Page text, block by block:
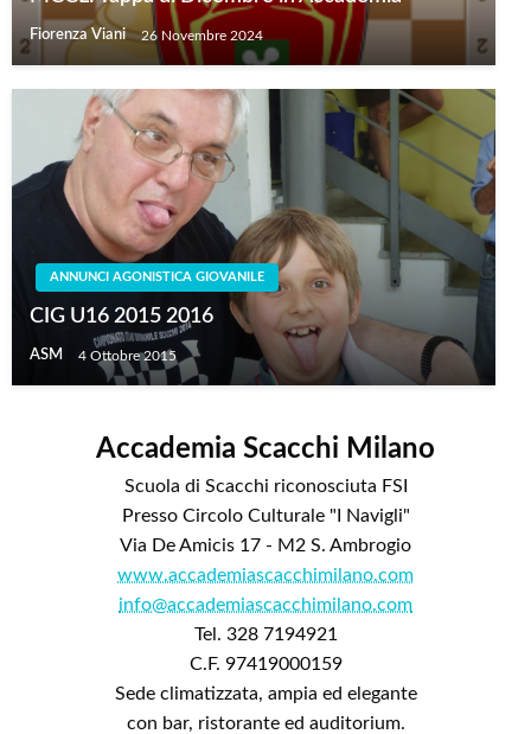
Fiorenza Viani 26 Novembre 2024
ANNUNCI AGONISTICA GIOVANILE
CIG U16 2015 2016
ASM 4 Ottobre 2015
Accademia Scacchi Milano
Scuola di Scacchi riconosciuta FSI
Presso Circolo Culturale "I Navigli"
Via De Amicis 17 - M2 S. Ambrogio
www.accademiascacchimilano.com
info@accademiascacchimilano.com
Tel. 328 7194921
C.F. 97419000159
Sede climatizzata, ampia ed elegante
con bar, ristorante ed auditorium.